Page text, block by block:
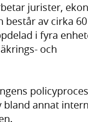
jurister,
av cirka
i fyra
och
annat